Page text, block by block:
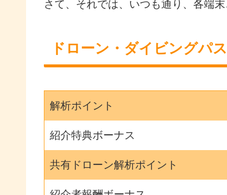
さて、それでは、いつも通り、各端
ドローン・ダイビングパ
解析ポイント
紹介特典ボーナス
共有ドローン解析ポイント